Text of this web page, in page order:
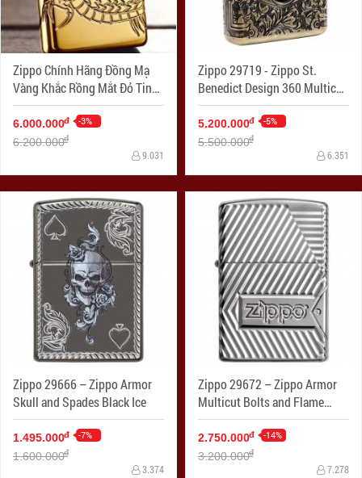
Zippo Chính Hãng Đồng Mạ
Vàng Khắc Rồng Mắt Đỏ Tinh
Xảo Vỏ Dày Armor
6.000.000đ -3%
6.200.000đ
9.031
Zippo 29719 - Zippo St.
Benedict Design 360 Multicut
Antique Brass Armor
5.200.000đ -5%
5.500.000đ
6.351
Zippo 29666 – Zippo Armor
Skull and Spades Black Ice
1.495.000đ -7%
1.600.000đ
3.374
Zippo 29672 – Zippo Armor
Multicut Bolts and Flame
High Polish Chrome
2.750.000đ -14%
3.200.000đ
7.278